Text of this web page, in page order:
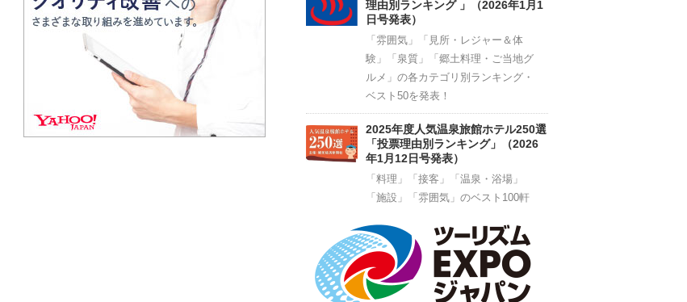
理由別ランキング 」（2026年1月1
日号発表）
「雰囲気」「見所・レジャー＆体
験」「泉質」「郷土料理・ご当地グ
ルメ」の各カテゴリ別ランキング・
ベスト50を発表！
2025年度人気温泉旅館ホテル250選
「投票理由別ランキング」（2026
年1月12日号発表）
「料理」「接客」「温泉・浴場」
「施設」「雰囲気」のベスト100軒